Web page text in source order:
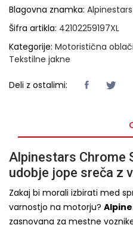
Blagovna znamka: Alpinestars
Šifra artikla: 42102259197XL
Kategorije: Motoristična
Tekstilne jakne
Deli z ostalimi:
Alpinestars Chrome
udobje jope sreča z
Zakaj bi morali izbirati med
varnostjo na motorju?
zasnovana za mestne